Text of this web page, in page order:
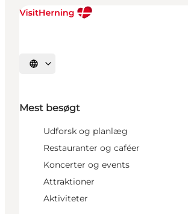
Vælg sprog
Mest besøgt
Udforsk og planlæg
Restauranter og caféer
Koncerter og events
Attraktioner
Aktiviteter